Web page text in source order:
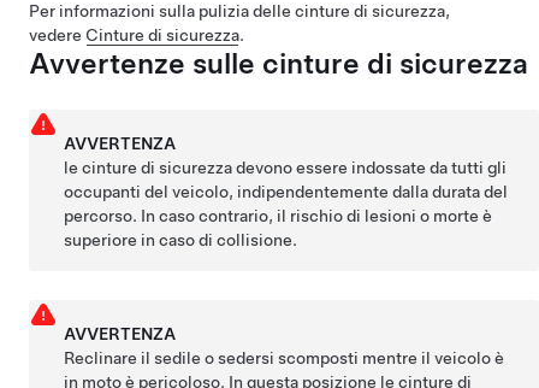
Per informazioni sulla pulizia delle cinture di sicurezza,
vedere Cinture di sicurezza.
Avvertenze sulle cinture di sicurezza
AVVERTENZA
le cinture di sicurezza devono essere indossate da tutti gli
occupanti del veicolo, indipendentemente dalla durata del
percorso. In caso contrario, il rischio di lesioni o morte è
superiore in caso di collisione.
AVVERTENZA
Reclinare il sedile o sedersi scomposti mentre il veicolo è
in moto è pericoloso. In questa posizione le cinture di